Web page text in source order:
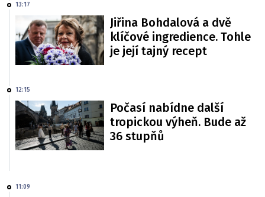
13:17
Jiřina Bohdalová a dvě
klíčové ingredience. Tohle
je její tajný recept
12:15
Počasí nabídne další
tropickou výheň. Bude až
36 stupňů
11:09